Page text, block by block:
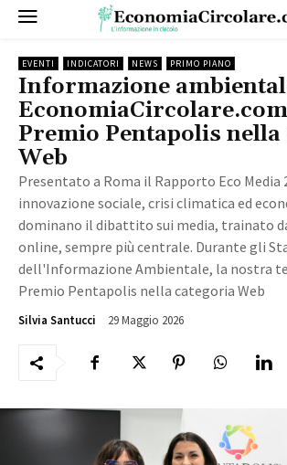
EVENTI INDICATORI NEWS PRIMO PIANO
Informazione
Premio Pentapolis
Web
Presentato a Roma il Rapporto Eco Media
innovazione sociale, crisi climatica ed
dominano il dibattito sui media, trainato
online, sempre più centrale. Durante gli
dell'Informazione Ambientale, la nostra
Premio Pentapolis nella categoria Web
Silvia Santucci 29 Maggio 2026